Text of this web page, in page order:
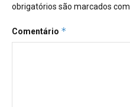
obrigatórios são marcados com
Comentário *